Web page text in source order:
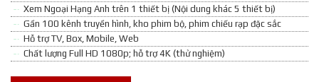
Xem Ngoại Hạng Anh trên 1 thiết bị (Nội dung khác 5 thiết bị)
Gần 100 kênh truyền hình, kho phim bộ, phim chiếu rạp đặc sắc
Hỗ trợ TV, Box, Mobile, Web
Chất lượng Full HD 1080p; hỗ trợ 4K (thử nghiệm)